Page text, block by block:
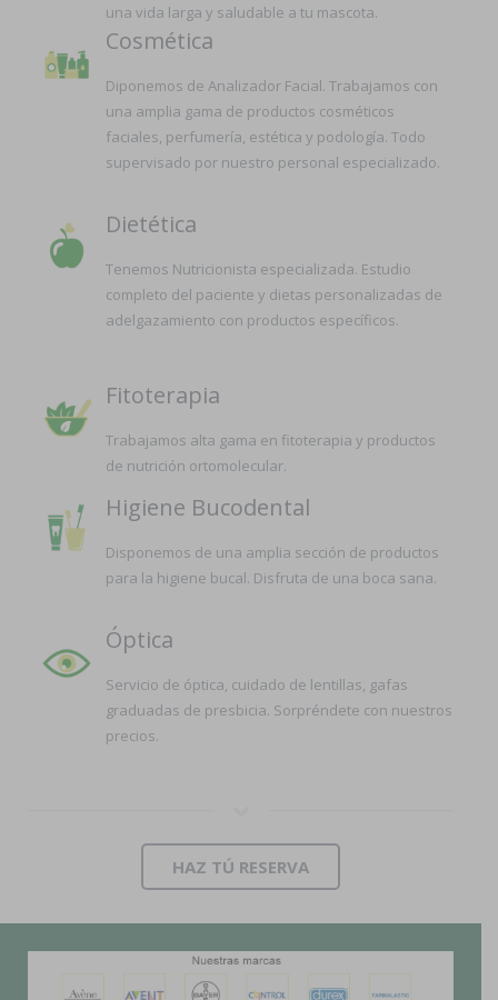
una vida larga y saludable a tu mascota.
Cosmética
Diponemos de Analizador Facial. Trabajamos con
una amplia gama de productos cosméticos
faciales, perfumería, estética y podología. Todo
supervisado por nuestro personal especializado.
Dietética
Tenemos Nutricionista especializada. Estudio
completo del paciente y dietas personalizadas de
adelgazamiento con productos específicos.
Fitoterapia
Trabajamos alta gama en fitoterapia y productos
de nutrición ortomolecular.
Higiene Bucodental
Disponemos de una amplia sección de productos
para la higiene bucal. Disfruta de una boca sana.
Óptica
Servicio de óptica, cuidado de lentillas, gafas
graduadas de presbicia. Sorpréndete con nuestros
precios.
HAZ TÚ RESERVA